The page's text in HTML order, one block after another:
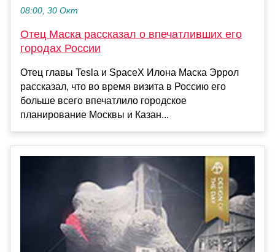
08:00, 30 Окт
Отец Маска рассказал о впечатливших его
городах России
Отец главы Tesla и SpaceX Илона Маска Эррол
рассказал, что во время визита в Россию его
больше всего впечатлило городское
планирование Москвы и Казан...